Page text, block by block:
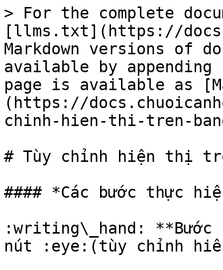
> For the complete
[llms.txt](https://
Markdown versions of
available by
page is available as
(https://
chinh-hien-thi-tren-
# Tùy chỉnh hiện thị
#### *Các bước thực
:writing\_hand:
nút :eye:(tùy chỉnh